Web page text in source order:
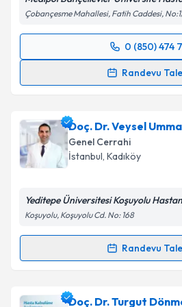
Çobançesme Mahallesi, Fatih Caddesi,
0 (850) 474
Randevu
Randevu Takvimi Talebi
takvim hazırlandığında e-
E-posta Adresiniz
Kişisel verilerimin
Metni'ni okudum ve kişisel
kapsamda işlenmesini
Doç. Dr. Veysel
Genel Cerrahi
İstanbul, Kadıköy
Yeditepe Üniversitesi Koşuyolu
Koşuyolu, Koşuyolu Cd. No: 168
Randevu
Randevu Takvimi Talebi
Doç. Dr. Veysel Ummaniçin
Doç. Dr. Turgut